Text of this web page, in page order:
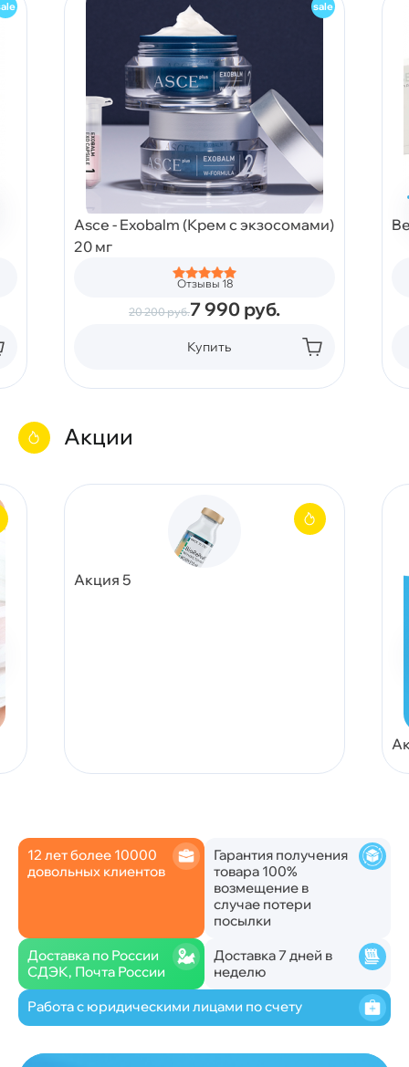
Asce - Exobalm (Крем с экзосомами)
20 мг
Отзывы 18
20 200руб.7 990 руб.
Купить
Акции
Акция 5
12 лет более 10000
довольных клиентов
Гарантия получения
товара 100%
возмещение в
случае потери
посылки
Доставка по России
СДЭК, Почта России
Доставка 7 дней в
неделю
Работа с юридическими лицами по счету